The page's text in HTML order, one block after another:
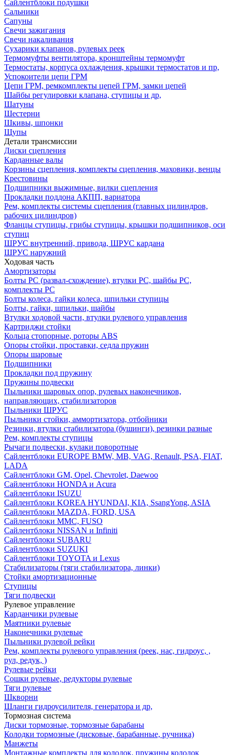
Сайлентблоки подушки
Сальники
Сапуны
Свечи зажигания
Свечи накаливания
Сухарики клапанов, рулевых реек
Термомуфты вентилятора, кронштейны термомуфт
Термостаты, корпуса охлаждения, крышки термостатов и пр,
Успокоители цепи ГРМ
Цепи ГРМ, ремкомплекты цепей ГРМ, замки цепей
Шайбы регулировки клапана, ступицы и др,
Шатуны
Шестерни
Шкивы, шпонки
Щупы
Детали трансмиссии
Диски сцепления
Карданные валы
Корзины сцепления, комплекты сцепления, маховики, венцы
Крестовины
Подшипники выжимные, вилки сцепления
Прокладки поддона АКПП, вариатора
Рем, комплекты системы сцепления (главных цилиндров,
рабочих цилиндров)
Фланцы ступицы, грибы ступицы, крышки подшипников, оси
ступиц
ШРУС внутренний, привода, ШРУС кардана
ШРУС наружний
Ходовая часть
Амортизаторы
Болты РС (развал-схождение), втулки РС, шайбы РС,
комплекты РС
Болты колеса, гайки колеса, шпильки ступицы
Болты, гайки, шпильки, шайбы
Втулки ходовой части, втулки рулевого управления
Картриджи стойки
Кольца стопорные, роторы ABS
Опоры стойки, проставки, седла пружин
Опоры шаровые
Подшипники
Прокладки под пружину
Пружины подвески
Пыльники шаровых опор, рулевых наконечников,
направляющих, стабилизаторов
Пыльники ШРУС
Пыльники стойки, аммортизатора, отбойники
Резинки, втулки стабилизатора (бушинги), резинки разные
Рем, комплекты ступицы
Рычаги подвески, кулаки поворотные
Сайлентблоки EUROPE BMW, MB, VAG, Renault, PSA, FIAT,
LADA
Сайлентблоки GM, Opel, Chevrolet, Daewoo
Сайлентблоки HONDA и Acura
Сайлентблоки ISUZU
Сайлентблоки KOREA HYUNDAI, KIA, SsangYong, ASIA
Сайлентблоки MAZDA, FORD, USA
Сайлентблоки MMC, FUSO
Сайлентблоки NISSAN и Infiniti
Сайлентблоки SUBARU
Сайлентблоки SUZUKI
Сайлентблоки TOYOTA и Lexus
Стабилизаторы (тяги стабилизатора, линки)
Стойки амортизационные
Ступицы
Тяги подвески
Рулевое управление
Карданчики рулевые
Маятники рулевые
Наконечники рулевые
Пыльники рулевой рейки
Рем, комплекты рулевого управления (реек, нас, гидроус, ,
рул, редук, )
Рулевые рейки
Сошки рулевые, редукторы рулевые
Тяги рулевые
Шкворни
Шланги гидроусилителя, генератора и др,
Тормозная система
Диски тормозные, тормозные барабаны
Колодки тормозные (дисковые, барабанные, ручника)
Манжеты
Монтажные комплекты для колодок, пружины колодок